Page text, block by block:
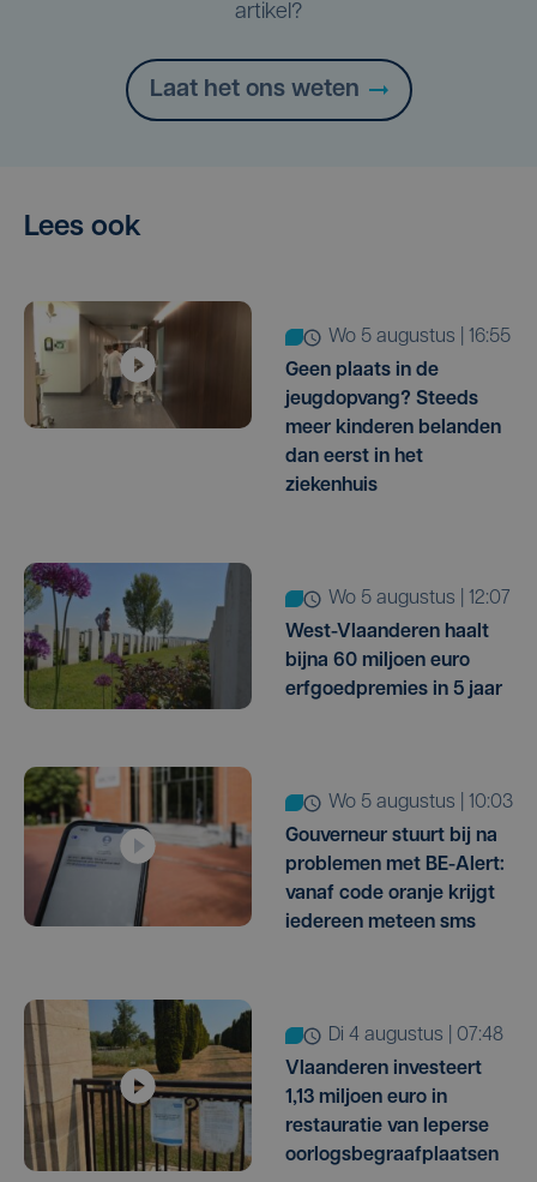
artikel?
Laat het ons weten
Lees ook
wo 5 augustus | 16:55
Geen plaats in de
jeugdopvang? Steeds
meer kinderen belanden
dan eerst in het
ziekenhuis
wo 5 augustus | 12:07
West-Vlaanderen haalt
bijna 60 miljoen euro
erfgoedpremies in 5 jaar
wo 5 augustus | 10:03
Gouverneur stuurt bij na
problemen met BE-Alert:
vanaf code oranje krijgt
iedereen meteen sms
di 4 augustus | 07:48
Vlaanderen investeert
1,13 miljoen euro in
restauratie van Ieperse
oorlogsbegraafplaatsen